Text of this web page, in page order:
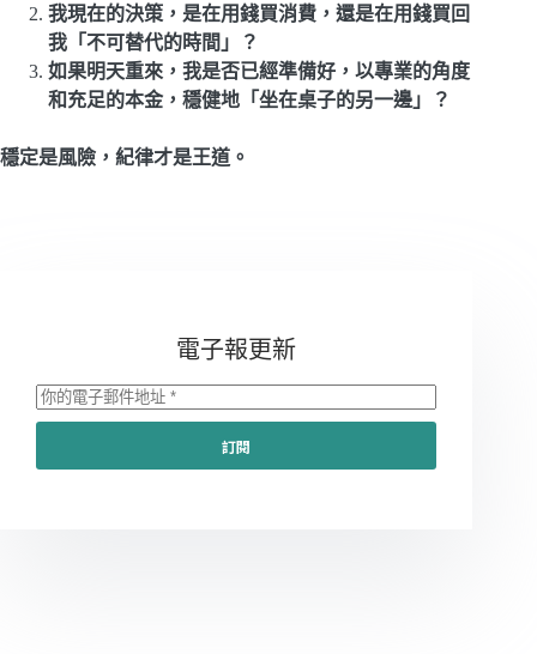
我現在的決策，是在用錢買消費，還是在用錢買回
我「不可替代的時間」？
如果明天重來，我是否已經準備好，以專業的角度
和充足的本金，穩健地「坐在桌子的另一邊」？
穩定是風險，紀律才是王道。
電子報更新
訂閱